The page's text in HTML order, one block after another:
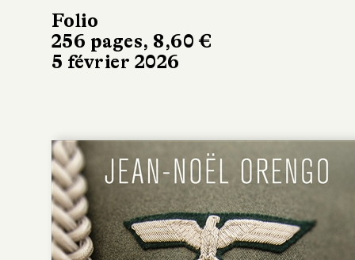
Folio
256 pages, 8,60 €
5 février 2026